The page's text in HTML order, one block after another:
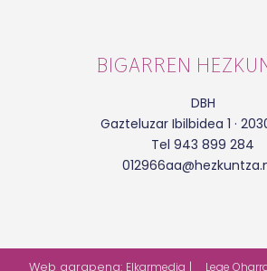
BIGARREN
DBH
Gazteluzar Ibilbidea 1 ·
Tel 943 899 284
Web garapena: Elkarmedia | Lege